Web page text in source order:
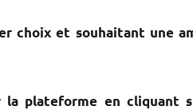
choix et souhaitant une
plateforme en cliquant